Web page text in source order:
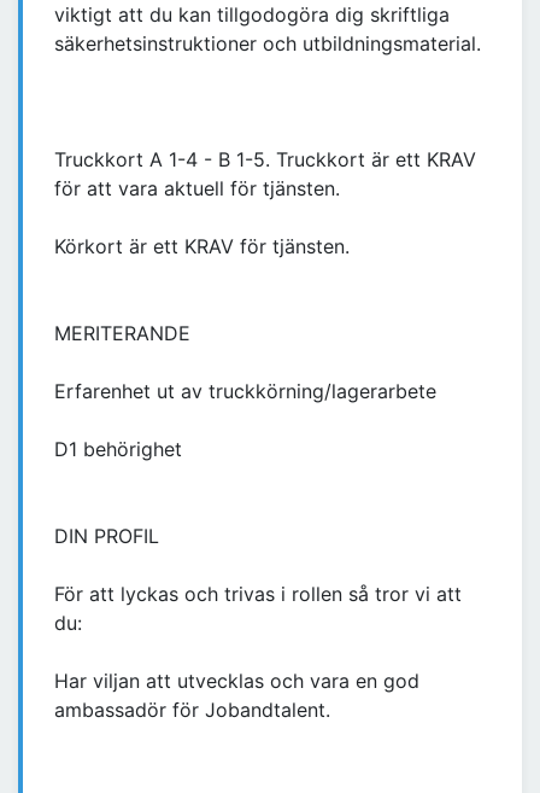
viktigt att du kan tillgodogöra dig skriftliga
säkerhetsinstruktioner och utbildningsmaterial.
Truckkort A 1-4 - B 1-5. Truckkort är ett KRAV
för att vara aktuell för tjänsten.
Körkort är ett KRAV för tjänsten.
MERITERANDE
Erfarenhet ut av truckkörning/lagerarbete
D1 behörighet
DIN PROFIL
För att lyckas och trivas i rollen så tror vi att
du:
Har viljan att utvecklas och vara en god
ambassadör för Jobandtalent.